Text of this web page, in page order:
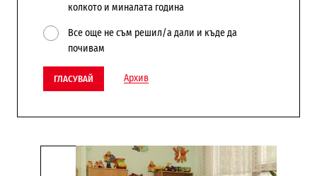
колкото и миналата година
Все още не съм решил/а дали и къде да
почивам
ГЛАСУВАЙ Архив